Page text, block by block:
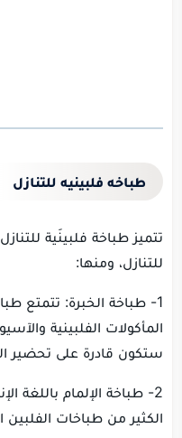
طباخه فلبينيه للتنازل
تتميز طباخة فلبينَية
للتنازل، ومنها:
1- طباخة الخبرة: تتمتع
المأكولات الفلبينية
ستكون قادرة على تحضير
2- طباخة الإلمام باللغة
الكثير من طباخات الفلبين